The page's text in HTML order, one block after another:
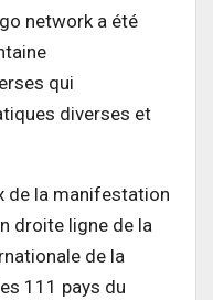
network a été
qui
diverses et
de la manifestation
droite ligne de la
de la
111 pays du